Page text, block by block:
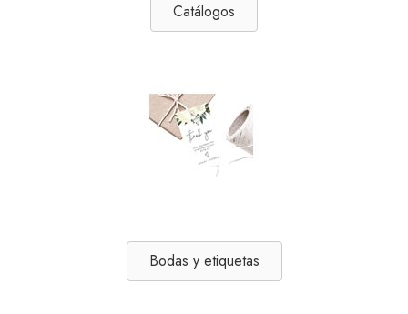
Catálogos
Bodas y etiquetas